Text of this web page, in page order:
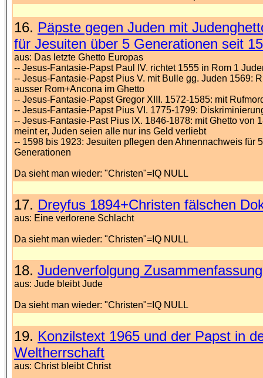
16. Päpste gegen Juden mit
für Jesuiten über 5 Generationen seit
aus: Das letzte Ghetto Europas
-- Jesus-Fantasie-Papst Paul IV. richtet 1555 in Rom 1
-- Jesus-Fantasie-Papst Pius V. mit Bulle gg. Juden 1569:
ausser Rom+Ancona im Ghetto
-- Jesus-Fantasie-Papst Gregor XIII. 1572-1585: mit
-- Jesus-Fantasie-Papst Pius VI. 1775-1799:
-- Jesus-Fantasie-Past Pius IX. 1846-1878: mit Ghetto
meint er, Juden seien alle nur ins Geld verliebt
-- 1598 bis 1923: Jesuiten pflegen den Ahnennachweis für
Generationen
Da sieht man wieder: "Christen"=IQ NULL
17. Dreyfus 1894+Christen fälschen
aus: Eine verlorene Schlacht
Da sieht man wieder: "Christen"=IQ NULL
18. Judenverfolgung Zusammenfassung
aus: Jude bleibt Jude
Da sieht man wieder: "Christen"=IQ NULL
19. Konzilstext 1965 und der Papst in
Weltherrschaft
aus: Christ bleibt Christ